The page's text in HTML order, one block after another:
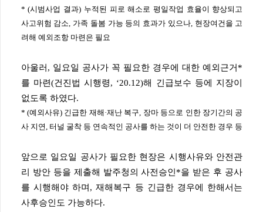
* (시범사업 결과) 누적된 피로 해소로 평일작업 효율이 향상되고
사고위험 감소, 가족 돌봄 가능 등의 효과가 있으나, 현장여건을 고
려해 예외조항 마련은 필요
아울러, 일요일 공사가 꼭 필요한 경우에 대한 예외근거*
를 마련(건진법 시행령, ‘20.12)해 긴급보수 등에 지장이
없도록 하였다.
* (예외사유) 긴급한 재해·재난 복구, 장마 등으로 인한 장기간의 공
사 지연, 터널 굴착 등 연속적인 공사를 하는 것이 더 안전한 경우 등
앞으로 일요일 공사가 필요한 현장은 시행사유와 안전관
리 방안 등을 제출해 발주청의 사전승인*을 받은 후 공사
를 시행해야 하며, 재해복구 등 긴급한 경우에 한해서는
사후승인도 가능하다.